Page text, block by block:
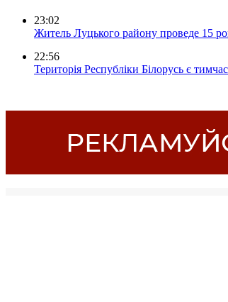
23:02
Житель Луцького району проведе 15
22:56
Територія Республіки Білорусь є